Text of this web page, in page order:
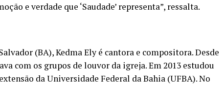
e verdade que ‘Saudade’ representa”, ressalta.
(BA), Kedma Ely é cantora e compositora. Desde
com os grupos de louvor da igreja. Em 2013 estudou
da Universidade Federal da Bahia (UFBA). No